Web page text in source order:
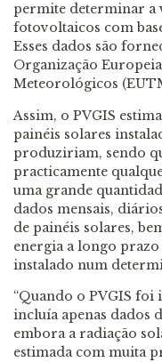
permite determinar a
fotovoltaicos com
Esses dados são
Organização
Meteorológicos
Assim, o PVGIS
painéis solares
produziriam, sendo
practicamente
uma grande
dados mensais,
de painéis solares,
energia a longo
instalado num
“Quando o PVGIS
incluía apenas dados
embora a radiação
estimada com muita